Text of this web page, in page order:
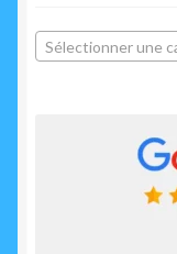
Sélectionner une